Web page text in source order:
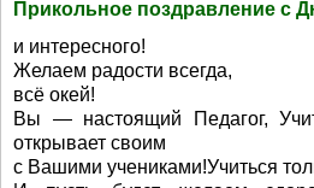
Прикольное поздравление с
и интересного!
Желаем радости всегда,
всё окей!
Вы — настоящий Педагог,
открывает своим
с Вашими учениками!Учиться